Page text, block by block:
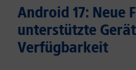
Android 17: Neue
unterstützte
Verfügbarkeit